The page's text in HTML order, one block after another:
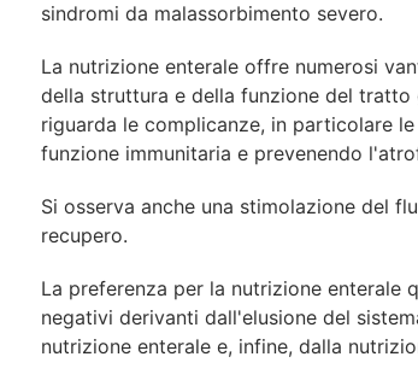
sindromi da malassorbimento severo.
La nutrizione enterale offre numerosi
della struttura e della funzione del tratto
riguarda le complicanze, in particolare
funzione immunitaria e prevenendo
Si osserva anche una stimolazione del
recupero.
La preferenza per la nutrizione
negativi derivanti dall'elusione del
nutrizione enterale e, infine, dalla